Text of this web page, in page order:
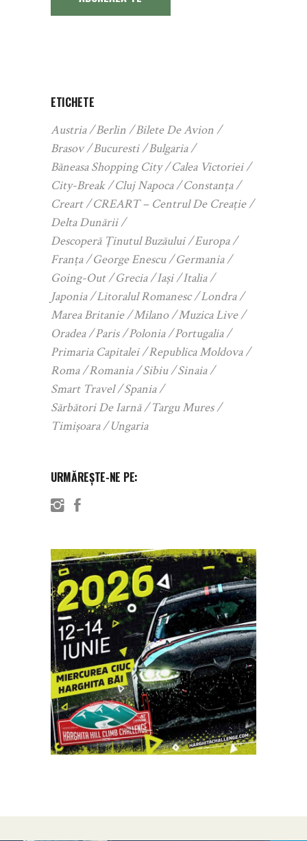
ETICHETE
Austria Berlin
Bilete De Avion
Brasov
Bucuresti
Bulgaria
Băneasa Shopping City
Calea Victoriei
City-Break
Cluj Napoca
Constanța
Creart
CREART – Centrul De Creație
Delta Dunării
Descoperă Ținutul Buzăului
Europa
Franța
George Enescu
Germania
Going-Out
Grecia Iași
Italia
Japonia
Litoralul Romanesc
Londra
Marea Britanie
Milano
Muzica Live
Oradea
Paris Polonia
Portugalia
Primaria Capitalei
Republica Moldova
Roma
Romania Sibiu
Sinaia
Smart Travel
Spania
Sărbători De Iarnă
Targu Mures
Timișoara
Ungaria
URMĂREȘTE-NE PE: